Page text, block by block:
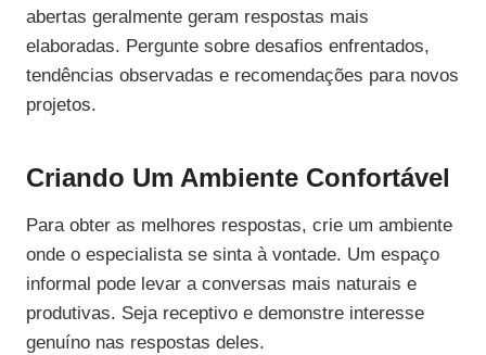
abertas geralmente geram respostas mais
elaboradas. Pergunte sobre desafios enfrentados,
tendências observadas e recomendações para novos
projetos.
Criando Um Ambiente Confortável
Para obter as melhores respostas, crie um ambiente
onde o especialista se sinta à vontade. Um espaço
informal pode levar a conversas mais naturais e
produtivas. Seja receptivo e demonstre interesse
genuíno nas respostas deles.